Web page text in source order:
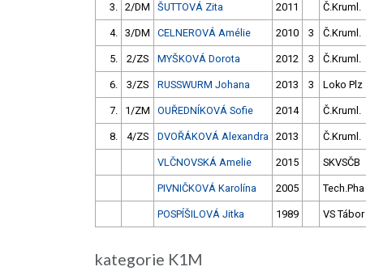
3. 2/DM ŠUTTOVÁ Zita 2011 Č.Kruml.
4. 3/DM CELNEROVÁ Amélie 2010 3 Č.Kruml.
5. 2/ZS MYŠKOVÁ Dorota 2012 3 Č.Kruml.
6. 3/ZS RUSSWURM Johana 2013 3 Loko Plz
7. 1/ZM OUŘEDNÍKOVÁ Sofie 2014 Č.Kruml.
8. 4/ZS DVOŘÁKOVÁ Alexandra 2013 Č.Kruml.
VLČNOVSKÁ Amelie 2015 SKVSČB
PIVNIČKOVÁ Karolína 2005 Tech.Pha
POSPÍŠILOVÁ Jitka 1989 VS Tábor
kategorie K1M